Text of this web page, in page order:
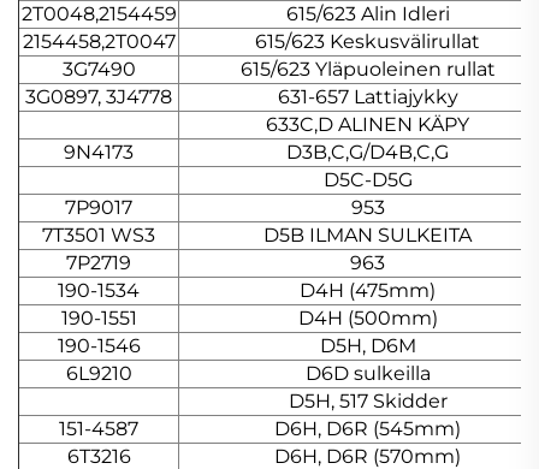
2T0048,2154459
615/623 Alin Idleri
2154458,2T0047
615/623 Keskusvälirullat
3G7490
615/623 Yläpuoleinen rullat
3G0897, 3J4778
631-657 Lattiajykky
633C,D ALINEN KÄPY
9N4173
D3B,C,G/D4B,C,G
D5C-D5G
7P9017
953
7T3501 WS3
D5B ILMAN SULKEITA
7P2719
963
190-1534
D4H (475mm)
190-1551
D4H (500mm)
190-1546
D5H, D6M
6L9210
D6D sulkeilla
D5H, 517 Skidder
151-4587
D6H, D6R (545mm)
6T3216
D6H, D6R (570mm)